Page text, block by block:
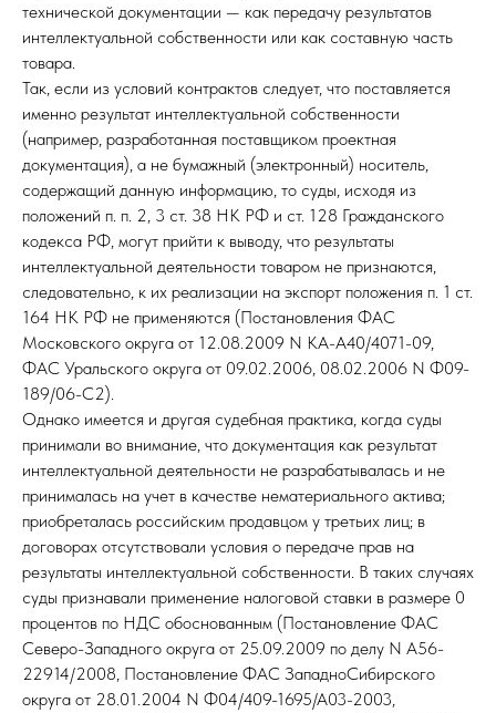
технической документации — как передачу результатов
интеллектуальной собственности или как составную часть
товара.
Так, если из условий контрактов следует, что поставляется
именно результат интеллектуальной собственности
(например, разработанная поставщиком проектная
документация), а не бумажный (электронный) носитель,
содержащий данную информацию, то суды, исходя из
положений п. п. 2, 3 ст. 38 НК РФ и ст. 128 Гражданского
кодекса РФ, могут прийти к выводу, что результаты
интеллектуальной деятельности товаром не признаются,
следовательно, к их реализации на экспорт положения п. 1 ст.
164 НК РФ не применяются (Постановления ФАС
Московского округа от 12.08.2009 N КА-А40/4071-09,
ФАС Уральского округа от 09.02.2006, 08.02.2006 N Ф09-
189/06-С2).
Однако имеется и другая судебная практика, когда суды
принимали во внимание, что документация как результат
интеллектуальной деятельности не разрабатывалась и не
принималась на учет в качестве нематериального актива;
приобреталась российским продавцом у третьих лиц; в
договорах отсутствовали условия о передаче прав на
результаты интеллектуальной собственности. В таких случаях
суды признавали применение налоговой ставки в размере 0
процентов по НДС обоснованным (Постановление ФАС
Северо-Западного округа от 25.09.2009 по делу N А56-
22914/2008, Постановление ФАС ЗападноСибирского
округа от 28.01.2004 N Ф04/409-1695/А03-2003,